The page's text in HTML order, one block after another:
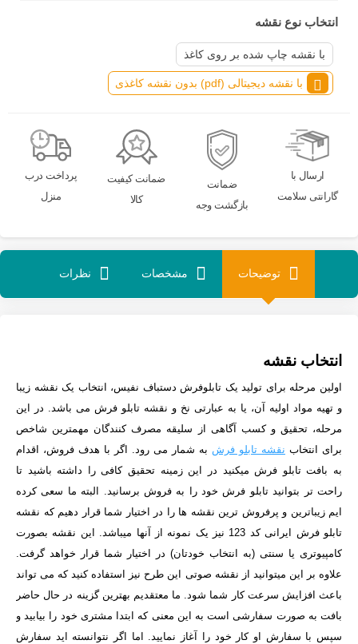
انتخاب نوع نقشه
با نقشه چاپ شده بر روی کاغذ
با نقشه دیجیتالی (pdf) بدون نقشه کاغذی
ارسال با
گارانتی سلامت
ضمانت
بازگشت وجه
ضمانت کیفیت
کالا
پرداخت درب
منزل
توضیحات مشخصات نظرات
انتخاب نقشه
اولین مرحله برای تولید یک تابلوفرش دستباف نفیس، انتخاب یک نقشه زیبا
و تهیه مواد اولیه آن، یا به عبارتی نخ و نقشه تابلو فرش می باشد. در این
مرحله، تحقیق و کسب آگاهی از سلیقه مصرف کنندگان مهمترین شاخص
برای انتخاب نقشه تابلو فرش به شمار می رود. اگر با هدف فروش، اقدام
به بافت تابلو فرش میکنید در این زمینه تحقیق کافی را داشته باشید تا
راحت تر بتوانید تابلو فرش خود را به فروش برسانید. البته ما سعی کرده
ایم زیباترین و پرفروش ترین نقشه ها را در اختیار شما قرار دهیم که نقشه
تابلو فرش ایرانی کد 123 نیز یک نمونه از آنها میباشد. این نقشه بصورت
کامپیوتری یا سنتی (به انتخاب خودتان) در اختیار شما قرار خواهد گرفت.
علاوه بر این میتوانید از نقشه صوتی این طرح نیز استفاده کنید که می تواند
باعث افزایش سرعت کار شما شود. ما معتقدیم بهترین گزینه در حال حاضر
بافت به صورت سفارشی است به این معنی که ابتدا مشتری خود را بیابید و
سپس با سفارش او کار خود را آغاز نمایید. اما اگر نتوانسته اید سفارش